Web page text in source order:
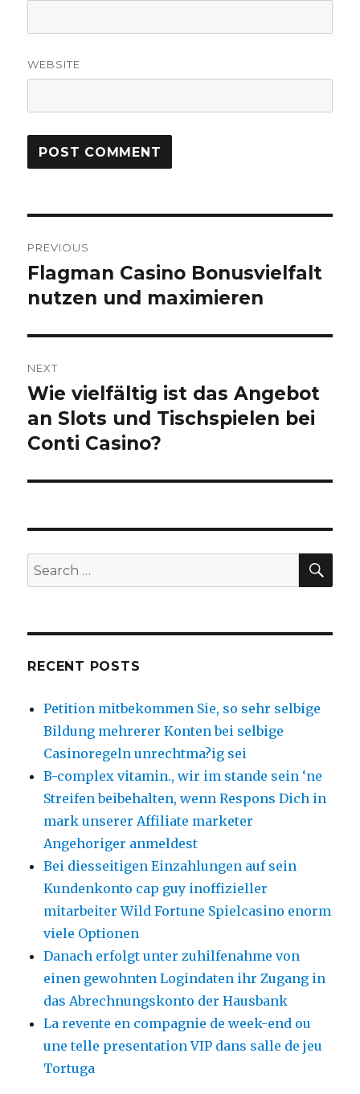
WEBSITE
navigation
PREVIOUS
Previous
post:
Flagman Casino Bonusvielfalt
nutzen und maximieren
NEXT
Next
post:
Wie vielfältig ist das Angebot
an Slots und Tischspielen bei
Conti Casino?
Search
for:
RECENT POSTS
Petition mitbekommen Sie, so sehr selbige
Bildung mehrerer Konten bei selbige
Casinoregeln unrechtma?ig sei
B-complex vitamin., wir im stande sein ‘ne
Streifen beibehalten, wenn Respons Dich in
mark unserer Affiliate marketer
Angehoriger anmeldest
Bei diesseitigen Einzahlungen auf sein
Kundenkonto cap guy inoffizieller
mitarbeiter Wild Fortune Spielcasino enorm
viele Optionen
Danach erfolgt unter zuhilfenahme von
einen gewohnten Logindaten ihr Zugang in
das Abrechnungskonto der Hausbank
La revente en compagnie de week-end ou
une telle presentation VIP dans salle de jeu
Tortuga